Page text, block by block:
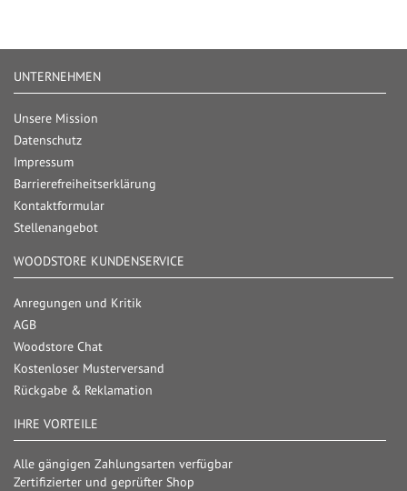
UNTERNEHMEN
Unsere Mission
Datenschutz
Impressum
Barrierefreiheitserklärung
Kontaktformular
Stellenangebot
WOODSTORE KUNDENSERVICE
Anregungen und Kritik
AGB
Woodstore Chat
Kostenloser Musterversand
Rückgabe & Reklamation
IHRE VORTEILE
Alle gängigen Zahlungsarten verfügbar
Zertifizierter und geprüfter Shop